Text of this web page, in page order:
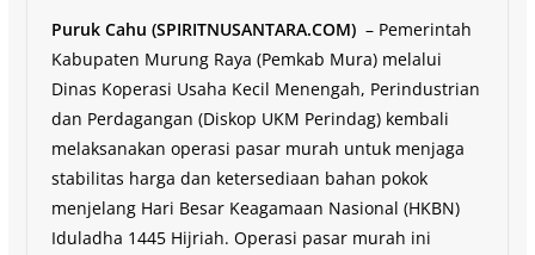
Puruk Cahu (SPIRITNUSANTARA.COM) – Pemerintah
Kabupaten Murung Raya (Pemkab Mura) melalui
Dinas Koperasi Usaha Kecil Menengah, Perindustrian
dan Perdagangan (Diskop UKM Perindag) kembali
melaksanakan operasi pasar murah untuk menjaga
stabilitas harga dan ketersediaan bahan pokok
menjelang Hari Besar Keagamaan Nasional (HKBN)
Iduladha 1445 Hijriah. Operasi pasar murah ini